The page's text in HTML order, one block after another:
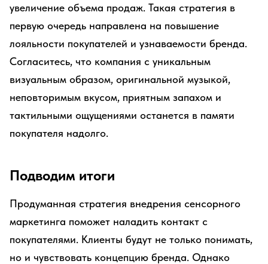
увеличение объема продаж. Такая стратегия в
первую очередь направлена на повышение
лояльности покупателей и узнаваемости бренда.
Согласитесь, что компания с уникальным
визуальным образом, оригинальной музыкой,
неповторимым вкусом, приятным запахом и
тактильными ощущениями останется в памяти
покупателя надолго.
Подводим итоги
Продуманная стратегия внедрения сенсорного
маркетинга поможет наладить контакт с
покупателями. Клиенты будут не только понимать,
но и чувствовать концепцию бренда. Однако